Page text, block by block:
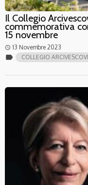
Il Collegio
commemorativa
15 novembre
access_time 13 Novembre 2023
label COLLEGIO